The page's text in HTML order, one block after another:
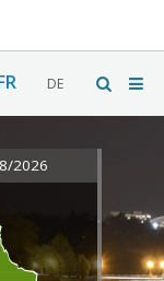
DE
2026